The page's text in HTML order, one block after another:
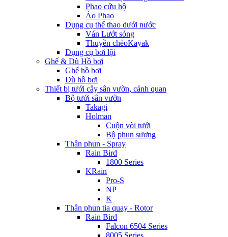
Phao cứu hộ
Áo Phao
Dụng cụ thể thao dưới nước
Ván Lướt sóng
Thuyền chèoKayak
Dụng cụ bơi lội
Ghế & Dù Hồ bơi
Ghế hồ bơi
Dù hồ bơi
Thiết bị tưới cây sân vườn, cảnh quan
Bộ tưới sân vườn
Takagi
Holman
Cuộn vòi tưới
Bộ phun sương
Thân phun - Spray
Rain Bird
1800 Series
KRain
Pro-S
NP
K
Thân phun tia quay - Rotor
Rain Bird
Falcon 6504 Series
8005 Series